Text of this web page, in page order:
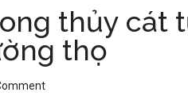
thủy cát
thọ